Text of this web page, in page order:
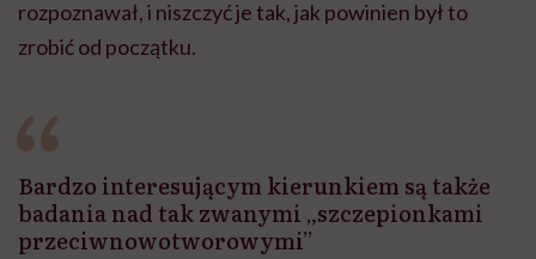
rozpoznawał, i niszczyć je tak, jak powinien był to
zrobić od początku.
Bardzo interesującym kierunkiem są także
badania nad tak zwanymi „szczepionkami
przeciwnowotworowymi”